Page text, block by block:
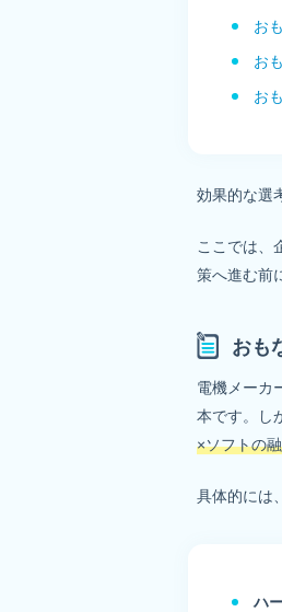
お
お
お
効果的な選
ここでは、
策へ進む前
おも
電機メーカ
本です。し
×ソフトの
具体的には
ハ